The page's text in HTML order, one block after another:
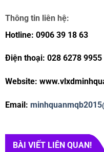
Thông tin liên hệ:
Hotline: 0906 39 18 63
Điện thoại: 028 6278 9955
Website:
Email:
BÀI VIẾT LIÊN QUAN!